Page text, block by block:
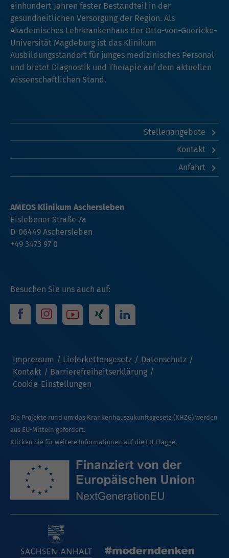
einhundert Jahren fester Bestandteil in der
gesundheitlichen Versorgung der Region. Als
Akademisches Lehrkrankenhaus der Otto-von-Guericke-
Universität Magdeburg ist das Klinikum
Ausbildungsstandort für junges medizinisches Personal
und bietet Diagnostik und Therapie auf dem aktuellen
wissenschaftlichen Stand.
Stellenangebote
Kontakt
Anfahrt
Besuchen Sie uns auch auf:
Impressum Lieferkettengesetz
Datenschutz
Kontakt
Barrierefreiheitserklärung
Cookie-Einstellungen
AMEOS Klinikum Aschersleben
Eislebener Straße 7a
D-06449 Aschersleben
+49 3473 97 0
Die Projekte rund um das Krankenhauszukunftsgesetz (KHZG) werden
aus EU-Mitteln gefördert.
Klicken Sie für weitere Informationen auf die EU-Flagge.